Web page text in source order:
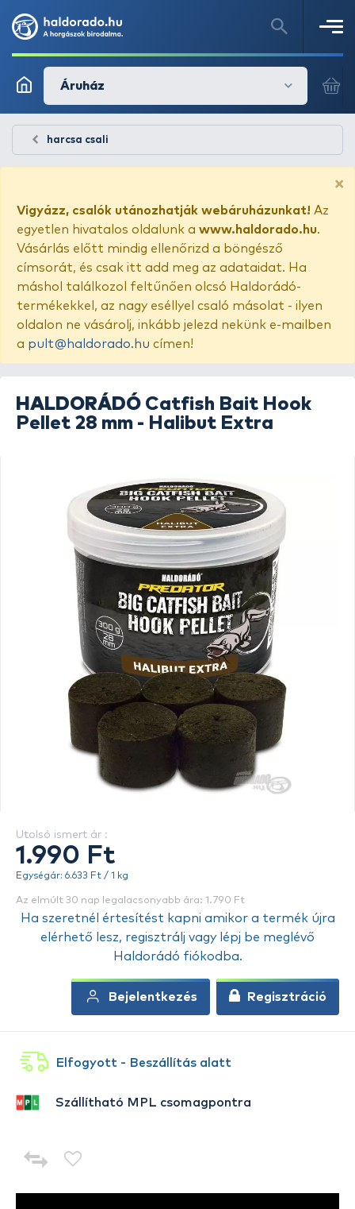
Áruház
harcsa csali
×
Vigyázz, csalók utánozhatják webáruházunkat! Az
egyetlen hivatalos oldalunk a www.haldorado.hu.
Vásárlás előtt mindig ellenőrizd a böngésző
címsorát, és csak itt add meg az adataidat. Ha
máshol találkozol feltűnően olcsó Haldorádó-
termékekkel, az nagy eséllyel csaló másolat - ilyen
oldalon ne vásárolj, inkább jelezd nekünk e-mailben
a pult@haldorado.hu címen!
HALDORÁDÓ Catfish Bait Hook
Pellet 28 mm - Halibut Extra
Elfogyott - Beszállítás alatt
Szállítható MPL csomagpontra
Utolsó ismert ár :
1.990 Ft
Egységár: 6.633 Ft / 1 kg
Az elmúlt 30 nap legalacsonyabb ára: 1.790 Ft
Ha szeretnél értesítést kapni amikor a termék újra
elérhető lesz, regisztrálj vagy lépj be meglévő
Haldorádó fiókodba.
Bejelentkezés Regisztráció